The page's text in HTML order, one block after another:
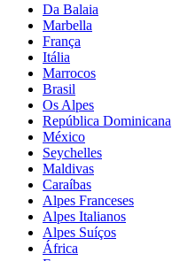
Da Balaia
Marbella
França
Itália
Marrocos
Brasil
Os Alpes
República Dominicana
México
Seychelles
Maldivas
Caraíbas
Alpes Franceses
Alpes Italianos
Alpes Suíços
África